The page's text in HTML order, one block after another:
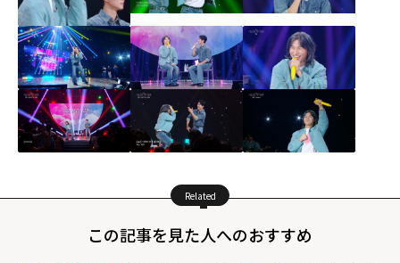
Related
この記事を見た人へのおすすめ